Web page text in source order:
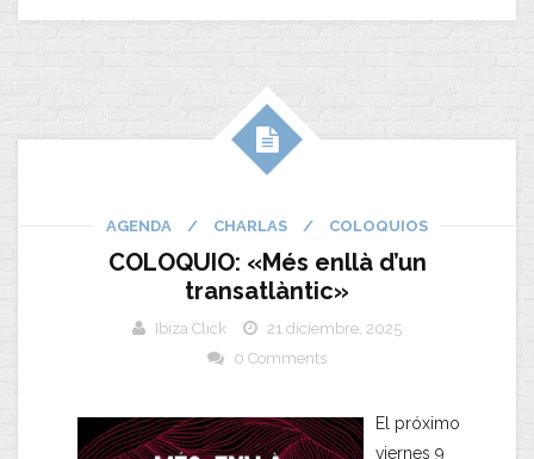
AGENDA / CHARLAS / COLOQUIOS
COLOQUIO: «Més enllà d’un
transatlàntic»
Ibiza Click
21 diciembre, 2025
0 Comments
​El próximo
viernes 9